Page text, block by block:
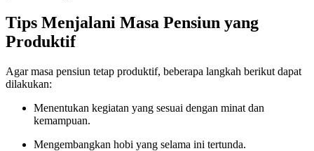
Tips Menjalani Masa Pensiun yang
Produktif
Agar masa pensiun tetap produktif, beberapa langkah berikut dapat
dilakukan:
Menentukan kegiatan yang sesuai dengan minat dan
kemampuan.
Mengembangkan hobi yang selama ini tertunda.